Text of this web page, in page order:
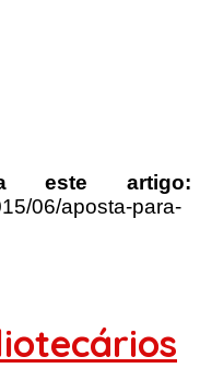
este artigo:
06/aposta-para-